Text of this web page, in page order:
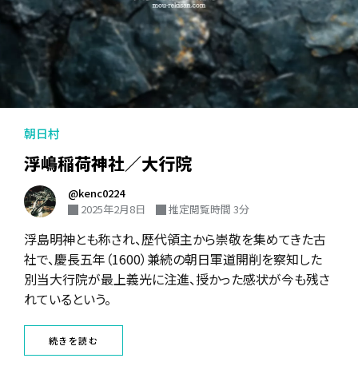
朝日村
浮嶋稲荷神社／大行院
@kenc0224
2025年2月8日
推定閲覧時間 3分
浮島明神とも称され、歴代領主から崇敬を集めてきた古
社で、慶長五年（1600）兼続の朝日軍道開削を察知した
別当大行院が最上義光に注進、授かった感状が今も残さ
れているという。
続きを読む